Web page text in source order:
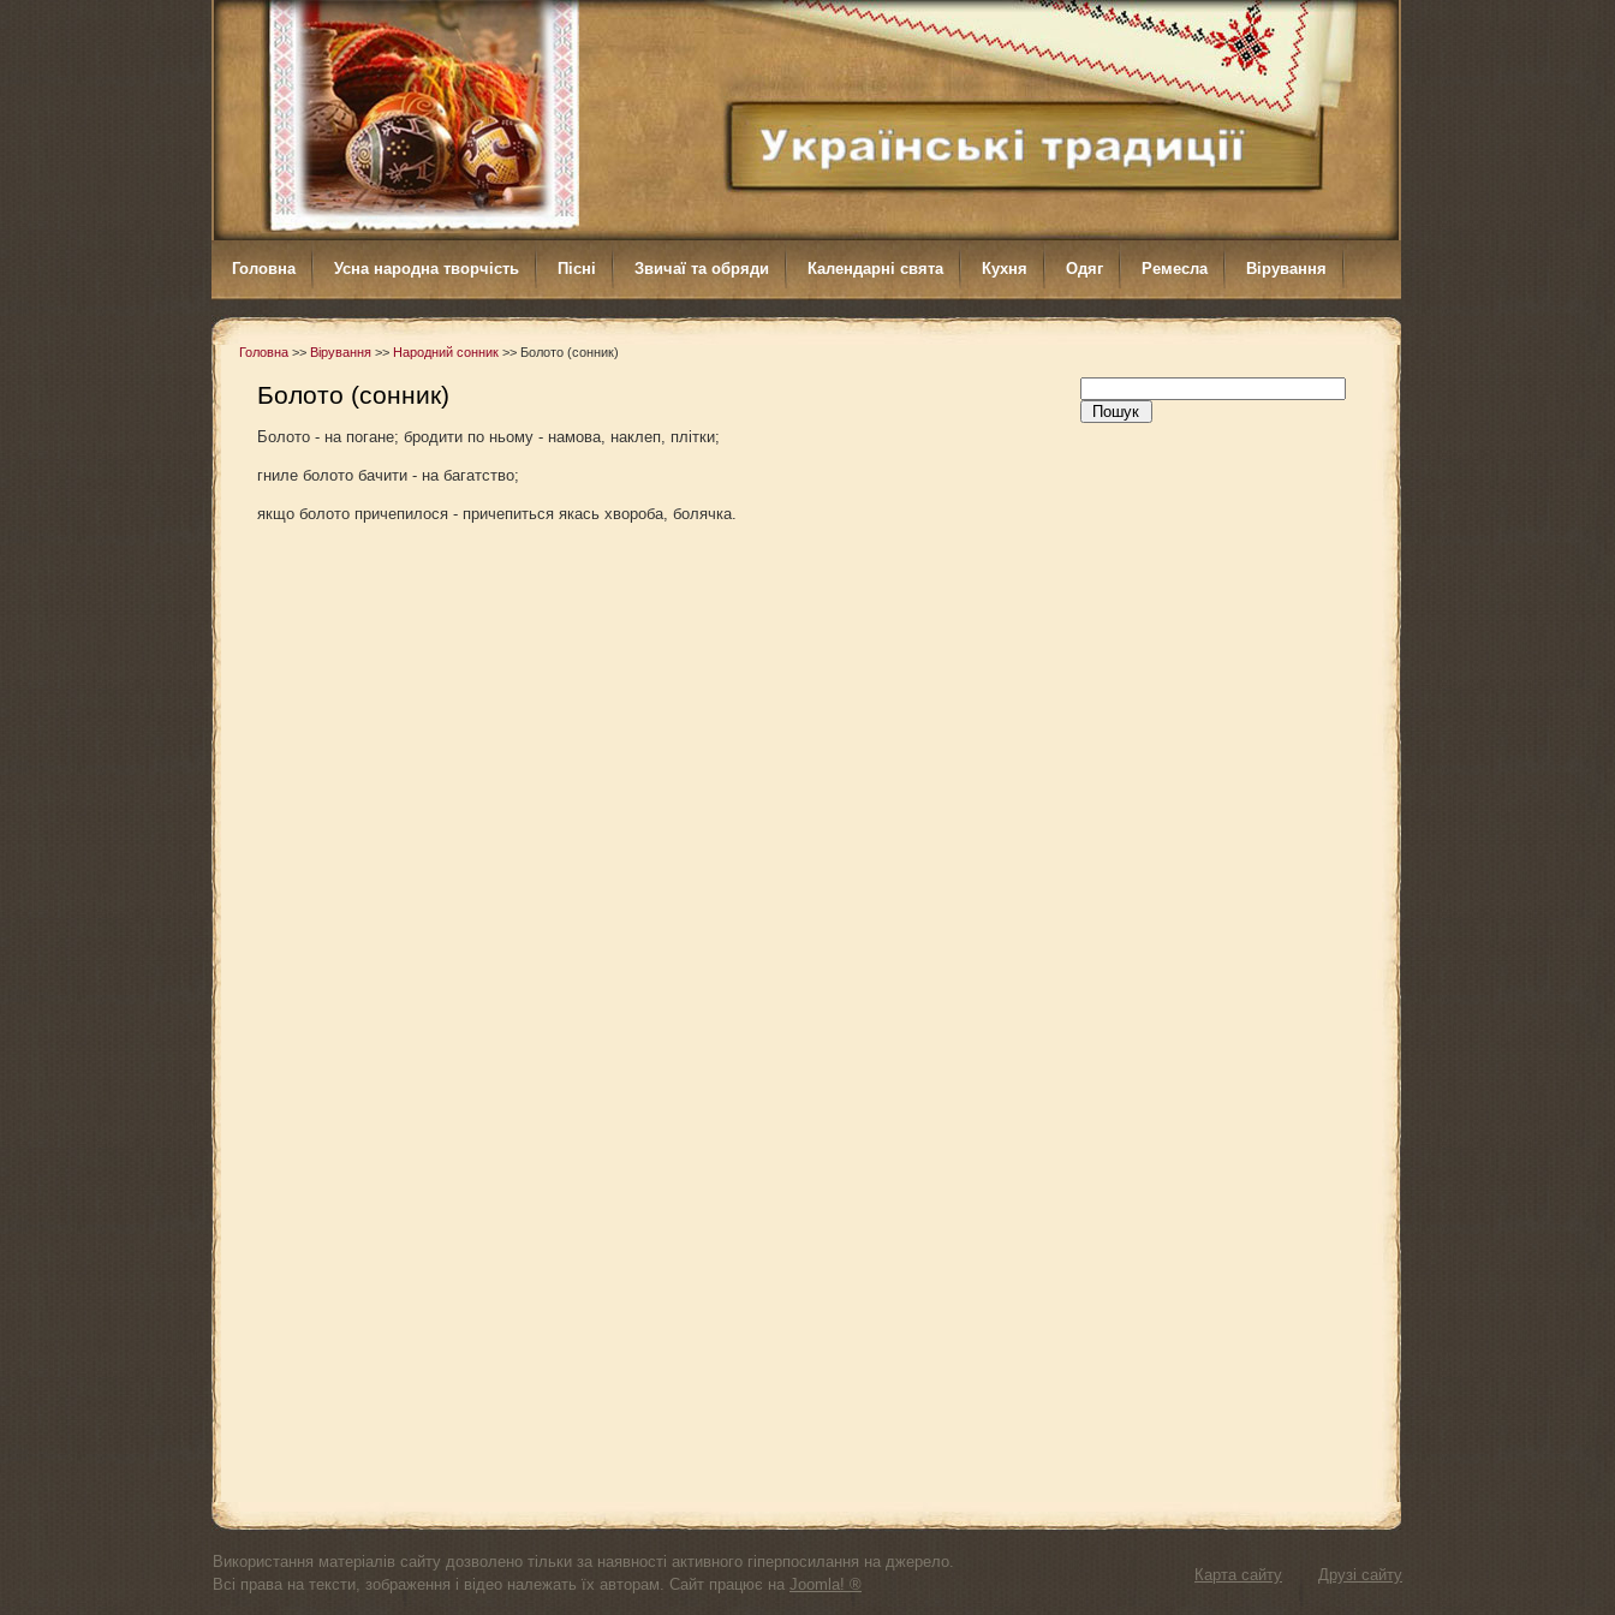
Головна Усна народна творчість Пісні Звичаї та обряди Календарні свята Кухня Одяг Ремесла Вірування
Головна >> Вірування >> Народний сонник >> Болото (сонник)
Болото (сонник)
Болото - на погане; бродити по ньому - намова, наклеп, плітки;
гниле болото бачити - на багатство;
якщо болото причепилося - причепиться якась хвороба, болячка.
Карта сайту Друзі сайту
Використання матеріалів сайту дозволено тільки за наявності активного гіперпосилання на джерело.
Всі права на тексти, зображення і відео належать їх авторам. Сайт працює на Joomla! ®